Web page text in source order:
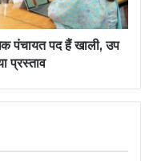
पद हैं खाली, उप
प्रस्ताव